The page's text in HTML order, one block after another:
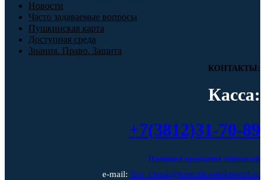
Новости
Часто задаваемые вопросы
Пушкинская карта
Доступная среда
Знания. Право. Защита
КОНТАКТЫ:
Касса:
+7(3812)31-70-89
Площадки проведения спектаклей
e-mail: Tuz_Omsk@mincult.omskportal.ru